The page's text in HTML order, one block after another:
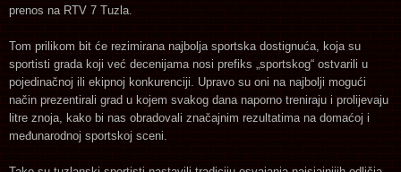
prenos na RTV 7 Tuzla.
Tom prilikom bit će rezimirana najbolja sportska dostignuća, koja su
sportisti grada koji već decenijama nosi prefiks „sportskog“ ostvarili u
pojedinačnoj ili ekipnoj konkurenciji. Upravo su oni na najbolji mogući
način prezentirali grad u kojem svakog dana naporno treniraju i prolijevaju
litre znoja, kako bi nas obradovali značajnim rezultatima na domaćoj i
međunarodnoj sportskoj sceni.